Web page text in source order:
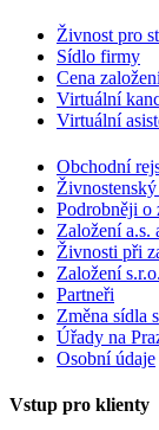
Živnost pro
Sídlo firmy
Cena
Virtuální
Virtuální
Obchodní
Podrobněji o
Založení a.s.
Živnosti při
Založení
Partneři
Změna sídla
Úřady na
Osobní údaje
Vstup pro klienty